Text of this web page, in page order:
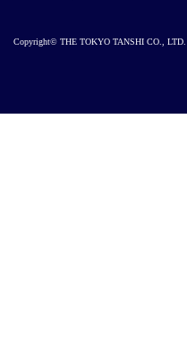
Copyright© THE TOKYO TANSHI CO., LTD.